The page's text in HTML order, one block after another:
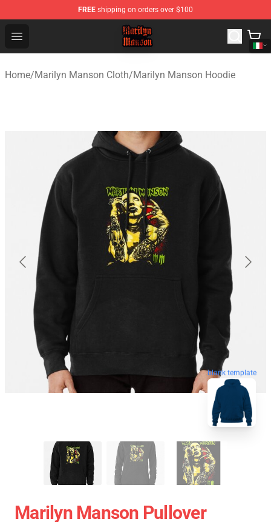
FREE shipping on orders over $100
Open menu
Marilyn Manson Shop - Official Marilyn Manson
Home/Marilyn Manson Cloth/Marilyn Manson Hoodie
blank template
Marilyn Manson Pullover